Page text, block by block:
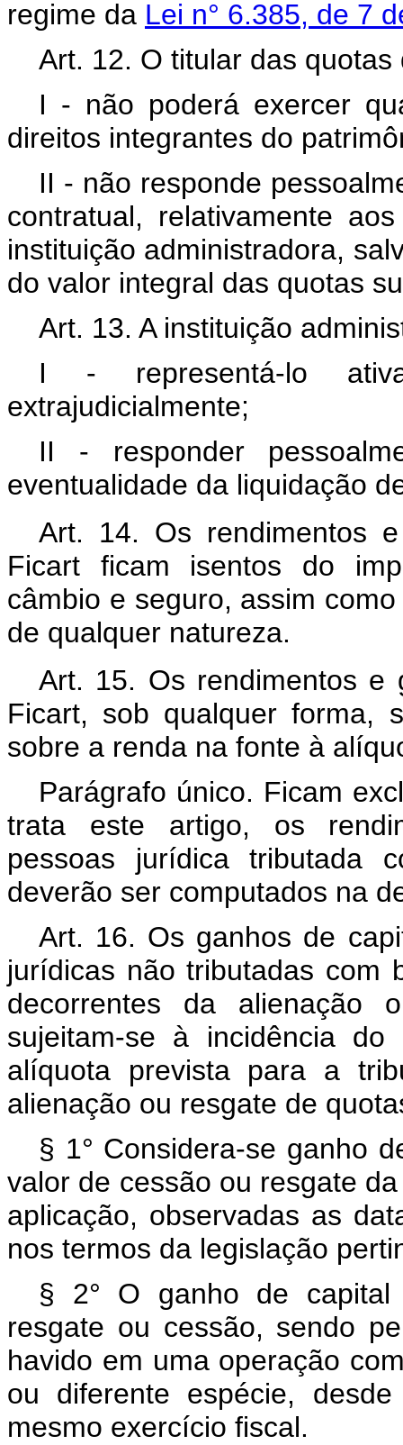
regime da Lei n° 6.385, de 7
Art. 12. O titular das quotas
I - não poderá exercer
direitos integrantes do
II - não responde
contratual, relativamente
instituição administradora,
do valor integral das quotas
Art. 13. A instituição
I - representá-lo
extrajudicialmente;
II - responder
eventualidade da liquidação
Art. 14. Os rendimentos
Ficart ficam isentos do
câmbio e seguro, assim
de qualquer natureza.
Art. 15. Os rendimentos e
Ficart, sob qualquer forma,
sobre a renda na fonte à
Parágrafo único. Ficam
trata este artigo, os
pessoas jurídica tributada
deverão ser computados na
Art. 16. Os ganhos de
jurídicas não tributadas com
decorrentes da alienação
sujeitam-se à incidência
alíquota prevista para a
alienação ou resgate de
§ 1° Considera-se ganho
valor de cessão ou resgate
aplicação, observadas as
nos termos da legislação
§ 2° O ganho de
resgate ou cessão, sendo
havido em uma operação
ou diferente espécie,
mesmo exercício fiscal.